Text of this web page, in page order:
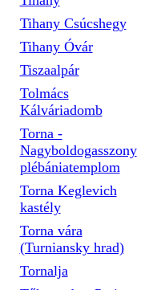
Tihany Csúcshegy
Tihany Óvár
Tiszaalpár
Tolmács
Kálváriadomb
Torna -
Nagyboldogasszony
plébániatemplom
Torna Keglevich
kastély
Torna vára
(Turniansky hrad)
Tornalja